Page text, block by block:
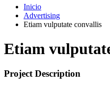
Inicio
Advertising
Etiam vulputate convallis
Etiam
Project Description